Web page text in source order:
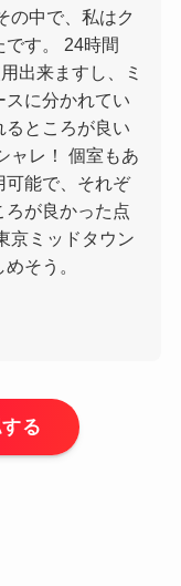
の中で、私はク
です。 24時間
出来ますし、ミ
スに分かれてい
るところが良い
ャレ！ 個室もあ
可能で、それぞ
ろが良かった点
京ミッドタウン
そう。
る